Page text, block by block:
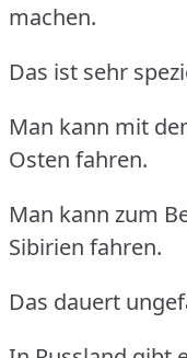
machen.
Das ist sehr
Man kann mit
Osten fahren.
Man kann zum
Sibirien fahren.
Das dauert